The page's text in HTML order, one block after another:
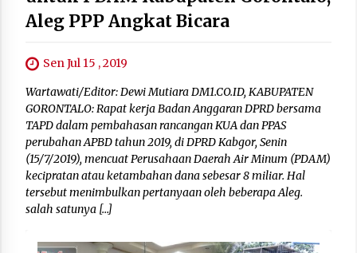
Aleg PPP Angkat Bicara
Sen Jul 15 , 2019
Wartawati/Editor: Dewi Mutiara DM1.CO.ID, KABUPATEN
GORONTALO: Rapat kerja Badan Anggaran DPRD bersama
TAPD dalam pembahasan rancangan KUA dan PPAS
perubahan APBD tahun 2019, di DPRD Kabgor, Senin
(15/7/2019), mencuat Perusahaan Daerah Air Minum (PDAM)
kecipratan atau ketambahan dana sebesar 8 miliar. Hal
tersebut menimbulkan pertanyaan oleh beberapa Aleg.
salah satunya […]